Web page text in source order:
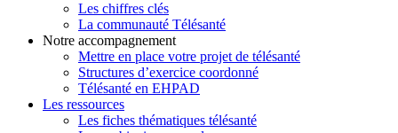
Les chiffres clés
La communauté Télésanté
Notre accompagnement
Mettre en place votre projet de télésanté
Structures d’exercice coordonné
Télésanté en EHPAD
Les ressources
Les fiches thématiques télésanté